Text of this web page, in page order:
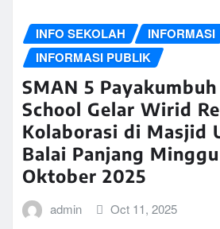
INFO SEKOLAH
INFORMASI
INFORMASI PUBLIK
SMAN 5
School Gelar Wirid
Kolaborasi di Masjid
Balai Panjang
Oktober 2025
admin Oct 11, 2025